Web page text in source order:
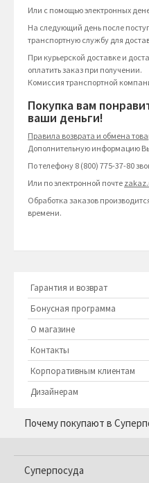
Или с помощью электронных
На следующий день после
транспортную службу для
При курьерской доставке и
оплатить заказ при получении.
Комиссия транспортной
Покупка вам
ваши деньги!
Правила возврата и обмена
Дополнительную информацию
По телефону 8 (800) 775-37-80
Или по электронной почте
Обработка заказов
времени.
Гарантия и возврат
Бонусная программа
О магазине
Контакты
Корпоративным клиентам
Дизайнерам
Почему покупают в
Суперпосуда